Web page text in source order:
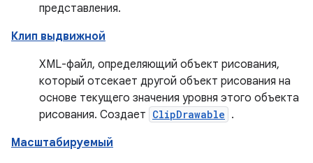
представления.
Клип выдвижной
XML-файл, определяющий объект рисования,
который отсекает другой объект рисования на
основе текущего значения уровня этого объекта
рисования. Создает ClipDrawable .
Масштабируемый